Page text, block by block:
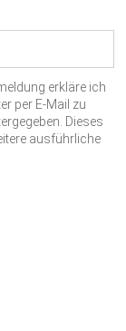
erkläre ich
per E-Mail zu
Dieses
ausführliche